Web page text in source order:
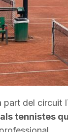
part del circuit
tennistes